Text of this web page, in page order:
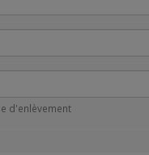
d'enlèvement